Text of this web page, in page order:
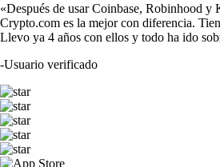
«Después de usar Coinbase, Robinhood y
Crypto.com es la mejor con diferencia.
Llevo ya 4 años con ellos y todo ha ido
-Usuario verificado